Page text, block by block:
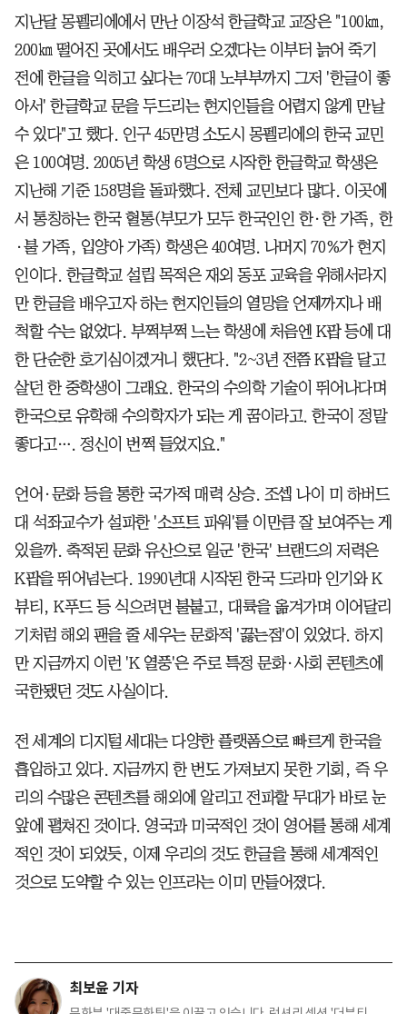
지난달 몽펠리에에서 만난 이장석 한글학교 교장은 "100㎞,
200㎞ 떨어진 곳에서도 배우러 오겠다는 이부터 늙어 죽기
전에 한글을 익히고 싶다는 70대 노부부까지 그저 '한글이 좋
아서' 한글학교 문을 두드리는 현지인들을 어렵지 않게 만날
수 있다"고 했다. 인구 45만명 소도시 몽펠리에의 한국 교민
은 100여명. 2005년 학생 6명으로 시작한 한글학교 학생은
지난해 기준 158명을 돌파했다. 전체 교민보다 많다. 이곳에
서 통칭하는 한국 혈통(부모가 모두 한국인인 한·한 가족, 한
·불 가족, 입양아 가족) 학생은 40여명. 나머지 70%가 현지
인이다. 한글학교 설립 목적은 재외 동포 교육을 위해서라지
만 한글을 배우고자 하는 현지인들의 열망을 언제까지나 배
척할 수는 없었다. 부쩍부쩍 느는 학생에 처음엔 K팝 등에 대
한 단순한 호기심이겠거니 했단다. "2~3년 전쯤 K팝을 달고
살던 한 중학생이 그래요. 한국의 수의학 기술이 뛰어나다며
한국으로 유학해 수의학자가 되는 게 꿈이라고. 한국이 정말
좋다고…. 정신이 번쩍 들었지요."
언어·문화 등을 통한 국가적 매력 상승. 조셉 나이 미 하버드
대 석좌교수가 설파한 '소프트 파워'를 이만큼 잘 보여주는 게
있을까. 축적된 문화 유산으로 일군 '한국' 브랜드의 저력은
K팝을 뛰어넘는다. 1990년대 시작된 한국 드라마 인기와 K
뷰티, K푸드 등 식으려면 불붙고, 대륙을 옮겨가며 이어달리
기처럼 해외 팬을 줄 세우는 문화적 '끓는점'이 있었다. 하지
만 지금까지 이런 'K 열풍'은 주로 특정 문화·사회 콘텐츠에
국한됐던 것도 사실이다.
전 세계의 디지털 세대는 다양한 플랫폼으로 빠르게 한국을
흡입하고 있다. 지금까지 한 번도 가져보지 못한 기회, 즉 우
리의 수많은 콘텐츠를 해외에 알리고 전파할 무대가 바로 눈
앞에 펼쳐진 것이다. 영국과 미국적인 것이 영어를 통해 세계
적인 것이 되었듯, 이제 우리의 것도 한글을 통해 세계적인
것으로 도약할 수 있는 인프라는 이미 만들어졌다.
최보윤 기자